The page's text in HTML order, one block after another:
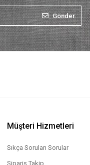
Gönder
Müşteri Hizmetleri
Sıkça Sorulan Sorular
Sipariş Takip